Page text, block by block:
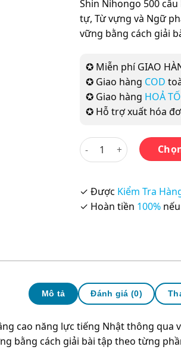
Shin Nihongo 500
tự, Từ vựng và Ngữ
vững bằng cách giải
✪ Miễn phí GIAO
✪ Giao hàng COD
✪ Giao hàng HOẢ
✪ Hỗ trợ xuất hóa
Shin Nihongo 500 Câu
✓ Được Kiểm Tra
✓ Hoàn tiền 100%
Mô tả Đánh giá (0)
cao năng lực tiếng Nhật thông
bằng cách giải bài tập theo từng